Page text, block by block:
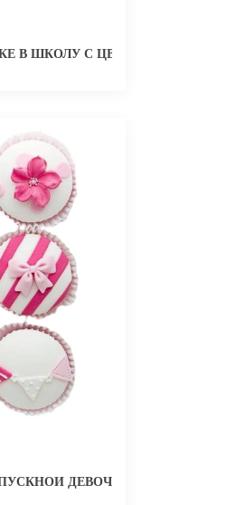
В ШКОЛУ С ЦВЕТОЧКАМИ И
ДЕВОЧКЕ В ШКОЛУ С